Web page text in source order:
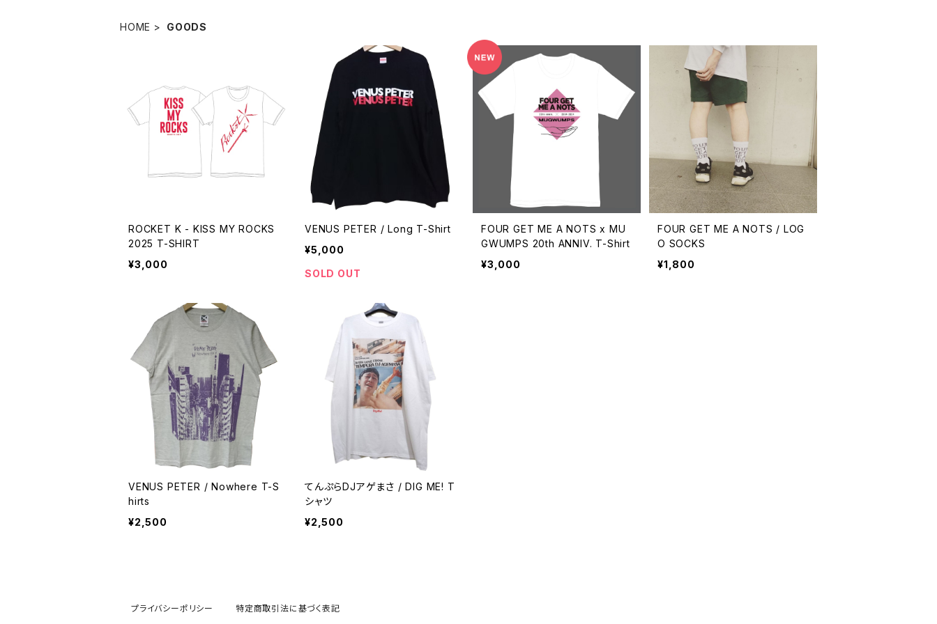
HOME GOODS
ROCKET K - KISS MY ROCKS
2025 T-SHIRT
¥3,000
VENUS PETER / Long T-Shirt
¥5,000
SOLD OUT
FOUR GET ME A NOTS x MU
GWUMPS 20th ANNIV. T-Shirt
¥3,000
FOUR GET ME A NOTS / LOG
O SOCKS
¥1,800
VENUS PETER / Nowhere T-S
hirts
¥2,500
てんぷらDJアゲまさ / DIG ME! T
シャツ
¥2,500
プライバシーポリシー 特定商取引法に基づく表記